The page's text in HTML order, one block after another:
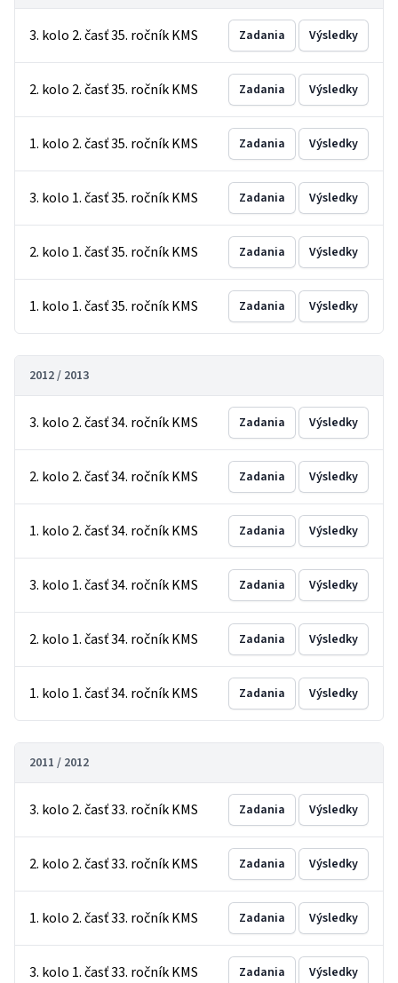
3. kolo 2. časť 35. ročník KMS Zadania Výsledky
2. kolo 2. časť 35. ročník KMS Zadania Výsledky
1. kolo 2. časť 35. ročník KMS Zadania Výsledky
3. kolo 1. časť 35. ročník KMS Zadania Výsledky
2. kolo 1. časť 35. ročník KMS Zadania Výsledky
1. kolo 1. časť 35. ročník KMS Zadania Výsledky
2012 / 2013
3. kolo 2. časť 34. ročník KMS Zadania Výsledky
2. kolo 2. časť 34. ročník KMS Zadania Výsledky
1. kolo 2. časť 34. ročník KMS Zadania Výsledky
3. kolo 1. časť 34. ročník KMS Zadania Výsledky
2. kolo 1. časť 34. ročník KMS Zadania Výsledky
1. kolo 1. časť 34. ročník KMS Zadania Výsledky
2011 / 2012
3. kolo 2. časť 33. ročník KMS Zadania Výsledky
2. kolo 2. časť 33. ročník KMS Zadania Výsledky
1. kolo 2. časť 33. ročník KMS Zadania Výsledky
3. kolo 1. časť 33. ročník KMS Zadania Výsledky